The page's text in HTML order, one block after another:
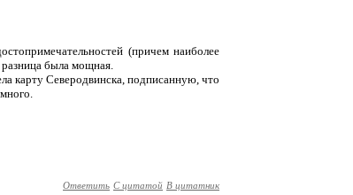
(причем наиболее
была мощная.
карту Северодвинска, подписанную, что
Ответить С цитатой В цитатник